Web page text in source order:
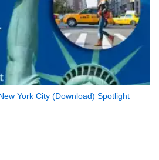
York City (Download) Spotlight